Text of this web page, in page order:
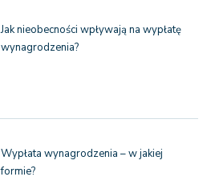
Jak nieobecności wpływają na wypłatę
wynagrodzenia?
Wypłata wynagrodzenia – w jakiej
formie?